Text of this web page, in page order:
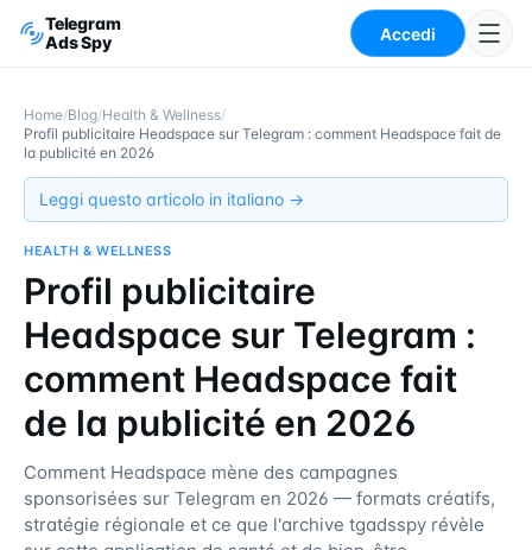
Telegram
Ads Spy
Accedi
Home/Blog/Health & Wellness/
Profil publicitaire Headspace sur Telegram : comment Headspace fait de
la publicité en 2026
Leggi questo articolo in italiano →
HEALTH & WELLNESS
Profil publicitaire
Headspace sur Telegram :
comment Headspace fait
de la publicité en 2026
Comment Headspace mène des campagnes
sponsorisées sur Telegram en 2026 — formats créatifs,
stratégie régionale et ce que l'archive tgadsspy révèle